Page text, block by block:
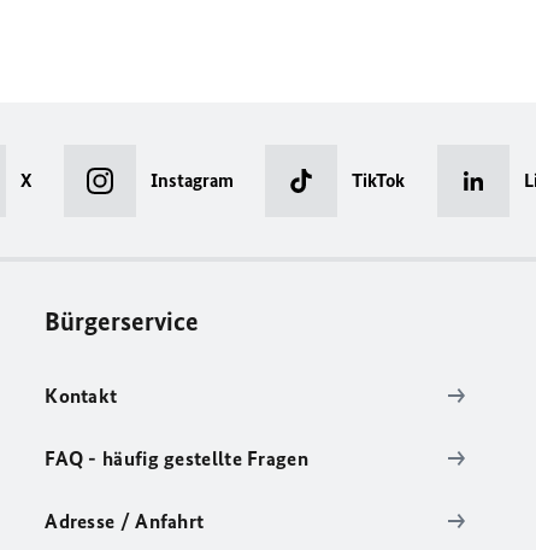
X Instagram TikTok
Bürgerservice
Kontakt
FAQ - häufig gestellte Fragen
Adresse / Anfahrt